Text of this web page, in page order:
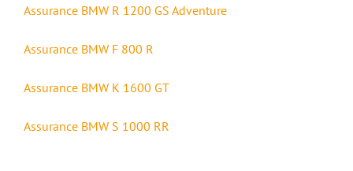
Assurance BMW R 1200 GS Adventure
Assurance BMW F 800 R
Assurance BMW K 1600 GT
Assurance BMW S 1000 RR